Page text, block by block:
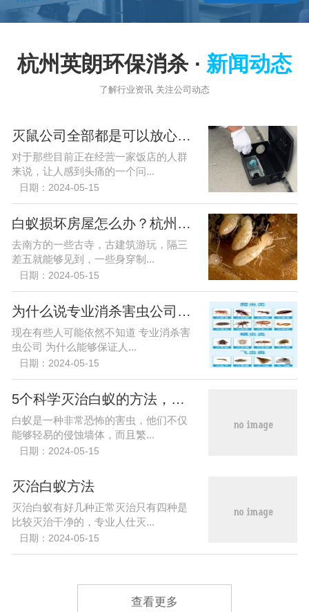
杭州英朗环保消杀 · 新闻动态
了解行业资讯 关注公司动态
灭鼠公司全部都是可以放心的吗？
对于那些目前正在经营一家饭店的人群
来说，让人感到头痛的一个问...
日期：2024-05-15
白蚁损坏房屋怎么办？杭州英朗灭虫公司解您忧
去南方的一些古寺，古建筑游玩，隔三
差五就能够见到，一些身穿制...
日期：2024-05-15
为什么说专业消杀害虫公司，可以保障人们的健康
现在有些人可能依然不知道 专业消杀害
虫公司 为什么能够保证人...
日期：2024-05-15
5个科学灭治白蚁的方法，除白蚁最简单有效的方法
白蚁是一种非常恐怖的害虫，他们不仅
能够轻易的侵蚀墙体，而且繁...
日期：2024-05-15
灭治白蚁方法
灭治白蚁有好几种正常灭治只有四种是
比较灭治干净的，专业人仕灭...
日期：2024-05-15
查看更多